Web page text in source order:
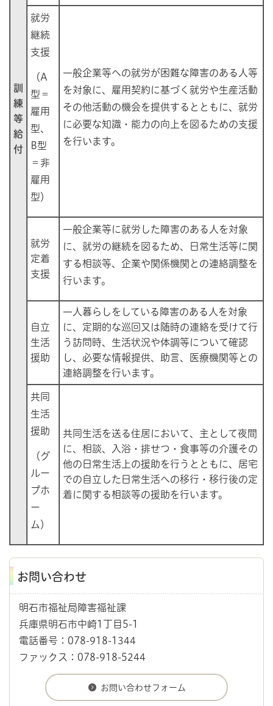
訓
練
等
給
付
就労
継続
支援
（A
型＝
雇用
型、
B型
＝非
雇用
型）
一般企業等への就労が困難な障害のある人等
を対象に、雇用契約に基づく就労や生産活動
その他活動の機会を提供するとともに、就労
に必要な知識・能力の向上を図るための支援
を行います。
就労
定着
支援
一般企業等に就労した障害のある人を対象
に、就労の継続を図るため、日常生活等に関
する相談等、企業や関係機関との連絡調整を
行います。
自立
生活
援助
一人暮らしをしている障害のある人を対象
に、定期的な巡回又は随時の連絡を受けて行
う訪問時、生活状況や体調等について確認
し、必要な情報提供、助言、医療機関等との
連絡調整を行います。
共同
生活
援助
（グ
ルー
プホ
ー
ム）
共同生活を送る住居において、主として夜間
に、相談、入浴・排せつ・食事等の介護その
他の日常生活上の援助を行うとともに、居宅
での自立した日常生活への移行・移行後の定
着に関する相談等の援助を行います。
お問い合わせ
明石市福祉局障害福祉課
兵庫県明石市中崎1丁目5-1
電話番号：078-918-1344
ファックス：078-918-5244